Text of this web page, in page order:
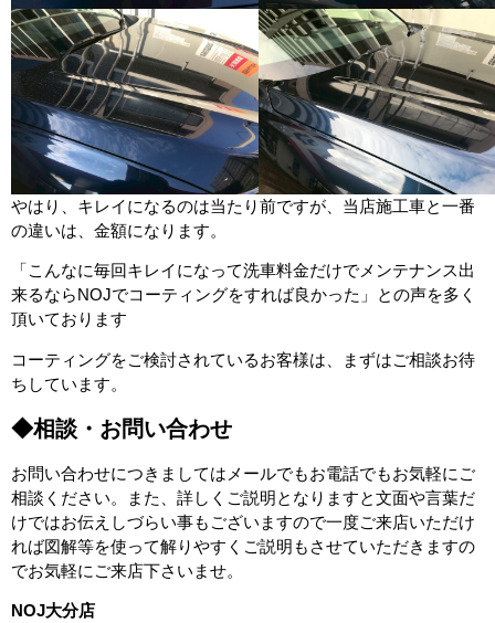
やはり、キレイになるのは当たり前ですが、当店施工車と一番
の違いは、金額になります。
「こんなに毎回キレイになって洗車料金だけでメンテナンス出
来るならNOJでコーティングをすれば良かった」との声を多く
頂いております
コーティングをご検討されているお客様は、まずはご相談お待
ちしています。
◆相談・お問い合わせ
お問い合わせにつきましてはメールでもお電話でもお気軽にご
相談ください。また、詳しくご説明となりますと文面や言葉だ
けではお伝えしづらい事もございますので一度ご来店いただけ
れば図解等を使って解りやすくご説明もさせていただきますの
でお気軽にご来店下さいませ。
NOJ大分店